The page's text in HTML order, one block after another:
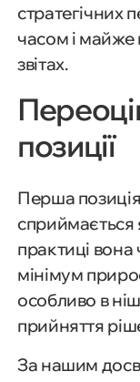
стратегічних
часом і майже
звітах.
позиції
Перша
сприймається
практиці вона
мінімум
особливо в
прийняття
За нашим